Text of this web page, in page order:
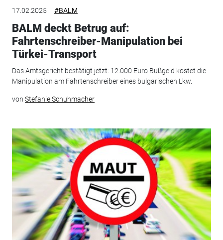
17.02.2025 #BALM
BALM deckt Betrug auf:
Fahrtenschreiber-Manipulation bei
Türkei-Transport
Das Amtsgericht bestätigt jetzt: 12.000 Euro Bußgeld kostet die
Manipulation am Fahrtenschreiber eines bulgarischen Lkw.
von Stefanie Schuhmacher